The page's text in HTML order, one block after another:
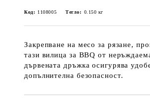
Код: 1108005 Тегло: 0.150 кг
Закрепване на месо за рязане,
тази вилица за BBQ от
дървената дръжка осигурява
допълнителна безопасност.